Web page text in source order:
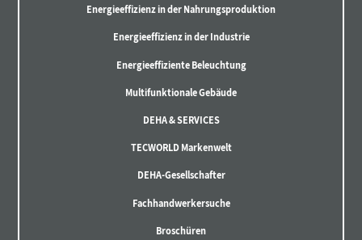
Energieeffizienz in der Nahrungsproduktion
Energieeffizienz in der Industrie
Energieeffiziente Beleuchtung
Multifunktionale Gebäude
DEHA & SERVICES
TECWORLD Markenwelt
DEHA-Gesellschafter
Fachhandwerkersuche
Broschüren